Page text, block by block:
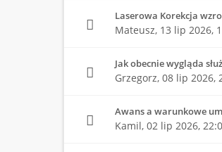
Laserowa Korekcja
Mateusz, 13 lip 2026,
Jak obecnie wygląda
Grzegorz, 08 lip 2026,
Awans a warunkowe
Kamil, 02 lip 2026,